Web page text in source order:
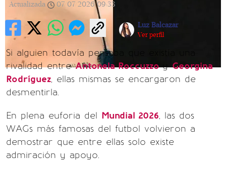
Actualizada
07/07/2026 09:33
Luz Balcazar
Ver perfil
Si alguien todavía pensaba que existía una
rivalidad entreAntonela RoccuzzoyGeorgina
Rodríguez, ellas mismas se encargaron de
desmentirla.
En plena euforia del Mundial 2026, las dos
WAGs más famosas del futbol volvieron a
demostrar que entre ellas solo existe
admiración y apoyo.